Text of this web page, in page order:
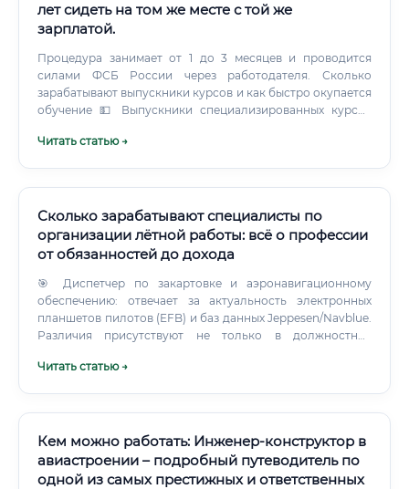
лет сидеть на том же месте с той же
зарплатой.
Процедура занимает от 1 до 3 месяцев и проводится
силами ФСБ России через работодателя. Сколько
зарабатывают выпускники курсов и как быстро окупается
обучение 💵 Выпускники специализированных курсов
инженерного образования могут рассчитывать на
3–6 месяцев работы по специальности.
Читать статью →
Сколько зарабатывают специалисты по
организации лётной работы: всё о профессии
от обязанностей до дохода
🎯 Диспетчер по закартовке и аэронавигационному
обеспечению: отвечает за актуальность электронных
планшетов пилотов (EFB) и баз данных Jeppesen/Navblue.
Различия присутствуют не только в должностных
Гражданская пассажирская авиация кардинально
Читать статью →
Кем можно работать: Инженер-конструктор в
авиастроении – подробный путеводитель по
одной из самых престижных и ответственных